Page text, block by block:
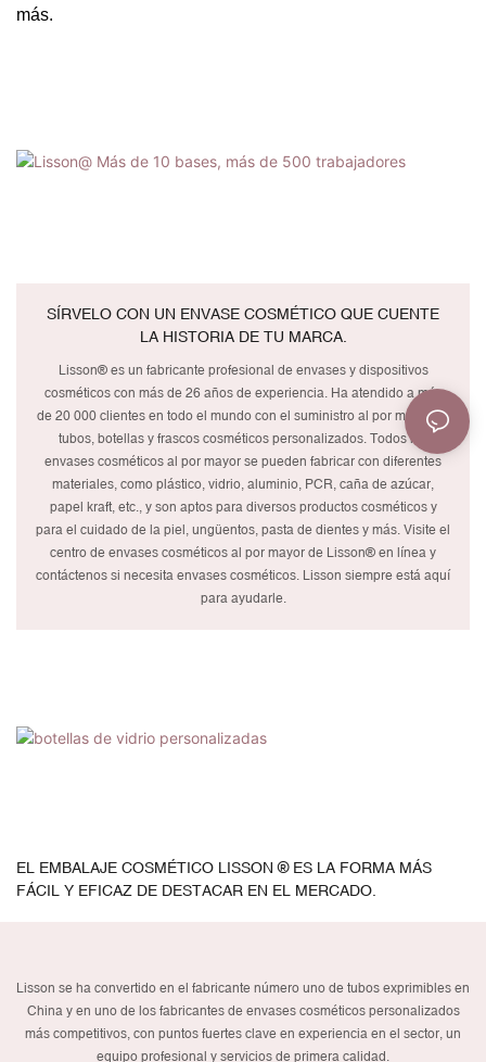
más.
SÍRVELO CON UN ENVASE COSMÉTICO QUE CUENTE
LA HISTORIA DE TU MARCA.
Lisson® es un fabricante profesional de envases y dispositivos
cosméticos con más de 26 años de experiencia. Ha atendido a más
de 20 000 clientes en todo el mundo con el suministro al por mayor de
tubos, botellas y frascos cosméticos personalizados. Todos los
envases cosméticos al por mayor se pueden fabricar con diferentes
materiales, como plástico, vidrio, aluminio, PCR, caña de azúcar,
papel kraft, etc., y son aptos para diversos productos cosméticos y
para el cuidado de la piel, ungüentos, pasta de dientes y más. Visite el
centro de envases cosméticos al por mayor de Lisson® en línea y
contáctenos si necesita envases cosméticos. Lisson siempre está aquí
para ayudarle.
EL EMBALAJE COSMÉTICO LISSON ® ES LA FORMA MÁS
FÁCIL Y EFICAZ DE DESTACAR EN EL MERCADO.
Lisson se ha convertido en el fabricante número uno de tubos exprimibles en
China y en uno de los fabricantes de envases cosméticos personalizados
más competitivos, con puntos fuertes clave en experiencia en el sector, un
equipo profesional y servicios de primera calidad.